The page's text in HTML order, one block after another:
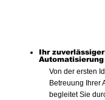
Ihr
Automatisierung
Von der ersten
Betreuung Ihrer
begleitet Sie